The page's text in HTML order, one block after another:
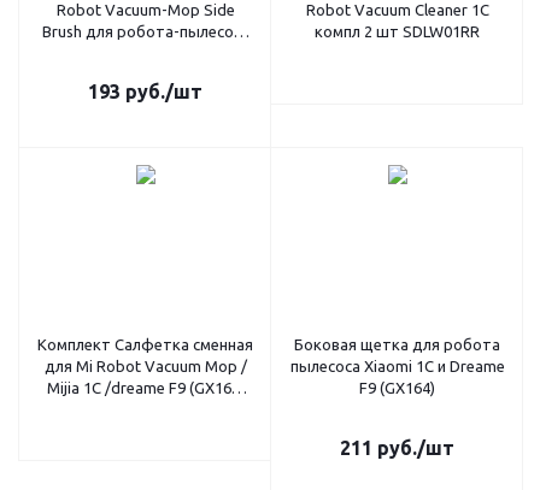
Robot Vacuum-Mop Side
Brush для робота-пылесоса
193 руб./шт
Robot Vacuum Cleaner 1C
компл 2 шт SDLW01RR
Комплект Салфетка сменная
для Mi Robot Vacuum Mop /
Mijia 1C /dreame F9 (GX165)
Боковая щетка для робота
пылесоса Xiaomi 1C и Dreame
F9 (GX164)
211 руб./шт